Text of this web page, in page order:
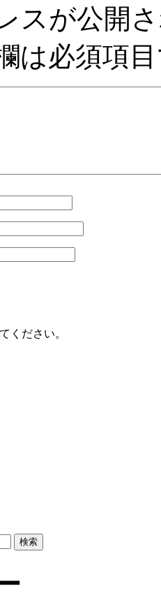
スが公開
は必須項
ください。